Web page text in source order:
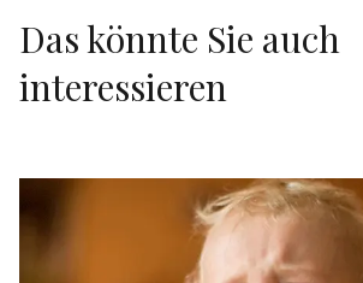
Das könnte Sie auch
interessieren